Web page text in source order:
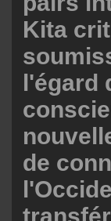
Kita
l'égard
de